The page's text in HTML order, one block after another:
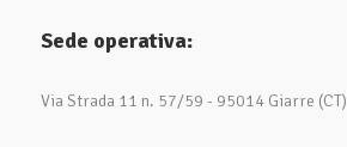
Sede operativa:
Via Strada 11 n. 57/59 - 95014 Giarre (CT)